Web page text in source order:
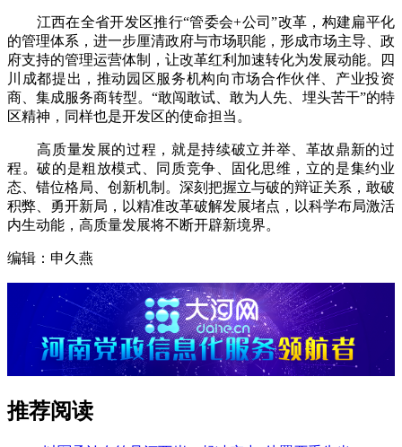
江西在全省开发区推行“管委会+公司”改革，构建扁平化
的管理体系，进一步厘清政府与市场职能，形成市场主导、政
府支持的管理运营体制，让改革红利加速转化为发展动能。四
川成都提出，推动园区服务机构向市场合作伙伴、产业投资
商、集成服务商转型。“敢闯敢试、敢为人先、埋头苦干”的特
区精神，同样也是开发区的使命担当。
高质量发展的过程，就是持续破立并举、革故鼎新的过
程。破的是粗放模式、同质竞争、固化思维，立的是集约业
态、错位格局、创新机制。深刻把握立与破的辩证关系，敢破
积弊、勇开新局，以精准改革破解发展堵点，以科学布局激活
内生动能，高质量发展将不断开辟新境界。
编辑：申久燕
推荐阅读